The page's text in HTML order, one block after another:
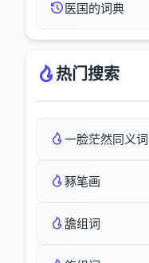
医国的词典
热门搜索
一脸茫然同义词
豩笔画
舚组词